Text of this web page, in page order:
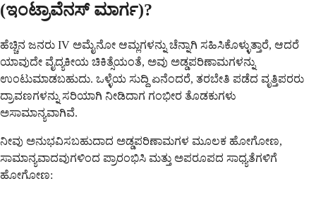
(ಇಂಟ್ರಾವೆನಸ್ ಮಾರ್ಗ)?
ಹೆಚ್ಚಿನ ಜನರು IV ಅಮೈನೋ ಆಮ್ಲಗಳನ್ನು ಚೆನ್ನಾಗಿ ಸಹಿಸಿಕೊಳ್ಳುತ್ತಾರೆ, ಆದರೆ
ಯಾವುದೇ ವೈದ್ಯಕೀಯ ಚಿಕಿತ್ಸೆಯಂತೆ, ಅವು ಅಡ್ಡಪರಿಣಾಮಗಳನ್ನು
ಉಂಟುಮಾಡಬಹುದು. ಒಳ್ಳೆಯ ಸುದ್ದಿ ಏನೆಂದರೆ, ತರಬೇತಿ ಪಡೆದ ವೃತ್ತಿಪರರು
ದ್ರಾವಣಗಳನ್ನು ಸರಿಯಾಗಿ ನೀಡಿದಾಗ ಗಂಭೀರ ತೊಡಕುಗಳು
ಅಸಾಮಾನ್ಯವಾಗಿವೆ.
ನೀವು ಅನುಭವಿಸಬಹುದಾದ ಅಡ್ಡಪರಿಣಾಮಗಳ ಮೂಲಕ ಹೋಗೋಣ,
ಸಾಮಾನ್ಯವಾದವುಗಳಿಂದ ಪ್ರಾರಂಭಿಸಿ ಮತ್ತು ಅಪರೂಪದ ಸಾಧ್ಯತೆಗಳಿಗೆ
ಹೋಗೋಣ: